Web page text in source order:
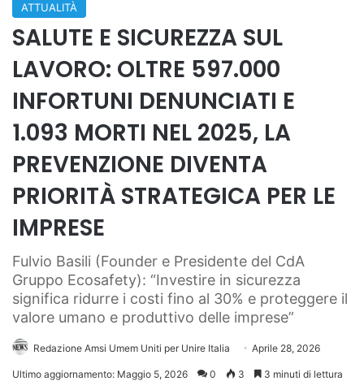
ATTUALITÀ
SALUTE E SICUREZZA SUL
LAVORO: OLTRE 597.000
INFORTUNI DENUNCIATI E
1.093 MORTI NEL 2025, LA
PREVENZIONE DIVENTA
PRIORITÀ STRATEGICA PER LE
IMPRESE
Fulvio Basili (Founder e Presidente del CdA
Gruppo Ecosafety): “Investire in sicurezza
significa ridurre i costi fino al 30% e proteggere il
valore umano e produttivo delle imprese”
Redazione Amsi Umem Uniti per Unire Italia Aprile 28, 2026
Ultimo aggiornamento: Maggio 5, 2026 0 3 3 minuti di lettura